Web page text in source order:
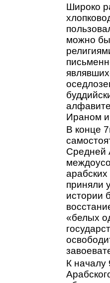
Широко
можно
Ираном
В конце
Средней
приняли
истории
«белых
К началу